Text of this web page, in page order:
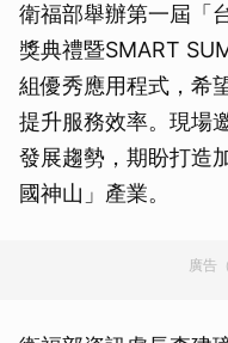
衛福部舉辦第一屆「
獎典禮暨SMART
組優秀應用程式，希
提升服務效率。現場
發展趨勢，期盼打造
國神山」產業。
廣告